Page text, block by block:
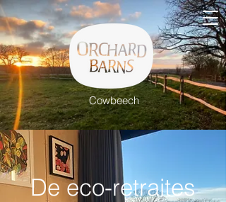
Cowbeech
De eco-retraites